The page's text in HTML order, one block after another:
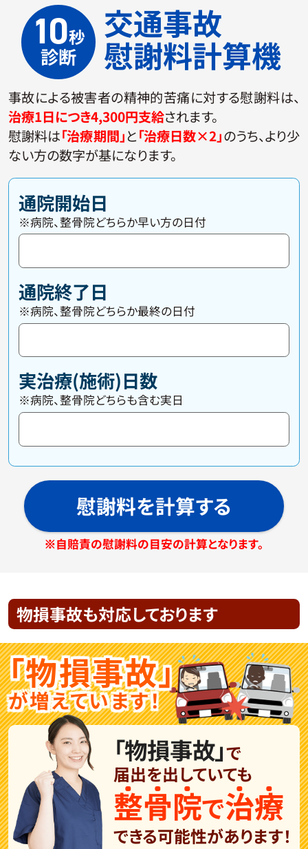
10秒
診断
交通事故
慰謝料計算機
事故による被害者の精神的苦痛に対する慰謝料は、
治療1日につき4,300円支給されます。
慰謝料は「治療期間」と「治療日数×2」のうち、より少
ない方の数字が基になります。
通院開始日
※病院、整骨院どちらか早い方の日付
通院終了日
※病院、整骨院どちらか最終の日付
実治療(施術)日数
※病院、整骨院どちらも含む実日
慰謝料を計算する
※自賠責の慰謝料の目安の計算となります。
物損事故も対応しております
「物損事故」
が増えています！
「物損事故」で
届出を出していても
整骨院で治療
できる可能性があります！